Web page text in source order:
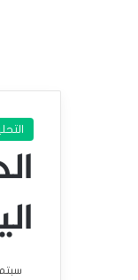
سبتمبر 2,